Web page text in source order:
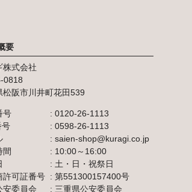
要
株式会社
0818
松阪市川井町花田539
号
0120-26-1113
号
0598-26-1113
saien-shop@kuragi.co.jp
間
10:00～16:00
土・日・祝祭日
許可証番号
第551300157400号
安委員会
三重県公安委員会